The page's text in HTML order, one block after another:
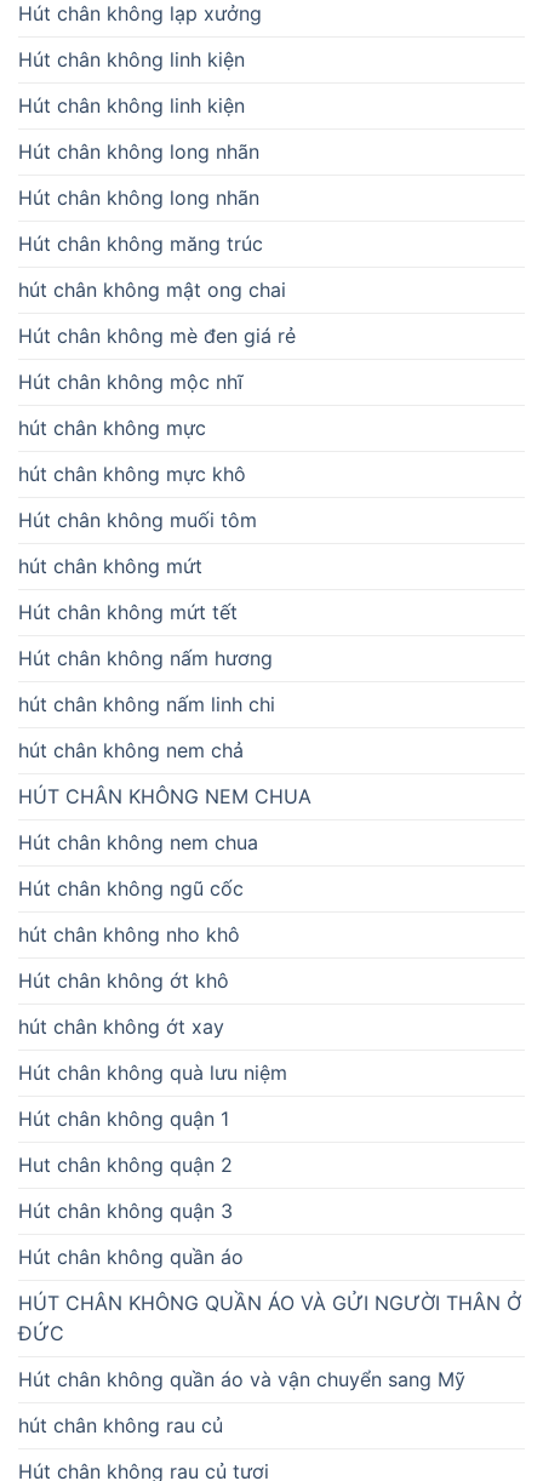
Hút chân không lạp xưởng
Hút chân không linh kiện
Hút chân không linh kiện
Hút chân không long nhãn
Hút chân không long nhãn
Hút chân không măng trúc
hút chân không mật ong chai
Hút chân không mè đen giá rẻ
Hút chân không mộc nhĩ
hút chân không mực
hút chân không mực khô
Hút chân không muối tôm
hút chân không mứt
Hút chân không mứt tết
Hút chân không nấm hương
hút chân không nấm linh chi
hút chân không nem chả
HÚT CHÂN KHÔNG NEM CHUA
Hút chân không nem chua
Hút chân không ngũ cốc
hút chân không nho khô
Hút chân không ớt khô
hút chân không ớt xay
Hút chân không quà lưu niệm
Hút chân không quận 1
Hut chân không quận 2
Hút chân không quận 3
Hút chân không quần áo
HÚT CHÂN KHÔNG QUẦN ÁO VÀ GỬI NGƯỜI THÂN Ở
ĐỨC
Hút chân không quần áo và vận chuyển sang Mỹ
hút chân không rau củ
Hút chân không rau củ tươi